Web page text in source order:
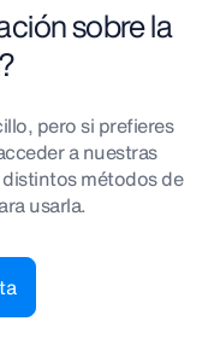
sobre la
pero si prefieres
a nuestras
métodos de
usarla.